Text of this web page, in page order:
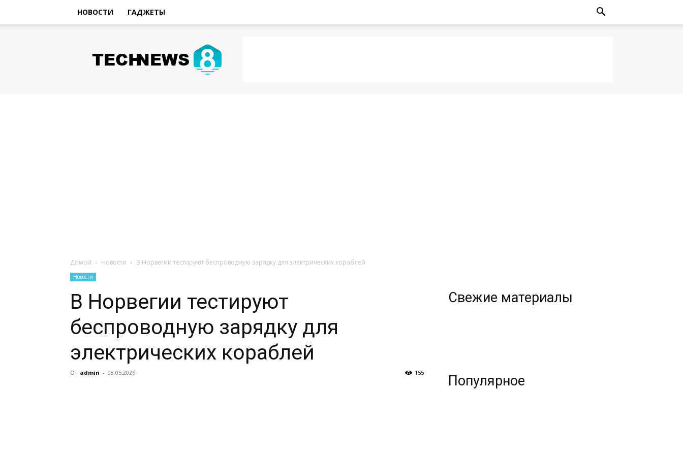
НОВОСТИ ГАДЖЕТЫ
Tech
Новости
Домой Новости В Норвегии тестируют беспроводную зарядку для электрических кораблей
Новости
В Норвегии тестируют
беспроводную зарядку для
электрических кораблей
От admin - 08.05.2026 155
Свежие материалы
Популярное